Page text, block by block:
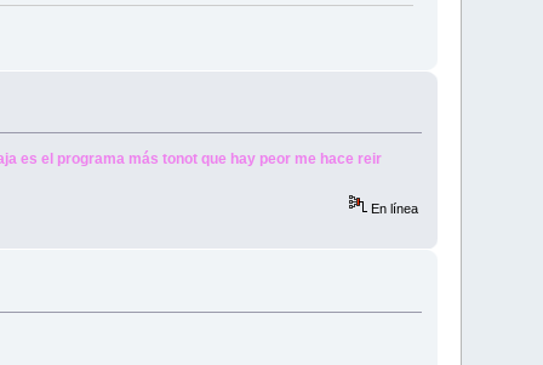
es el programa más tonot que hay peor me hace reir
En línea